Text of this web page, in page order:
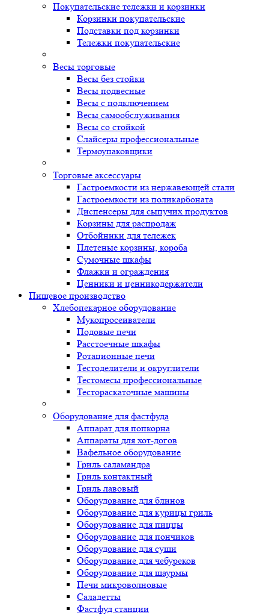
Покупательские тележки и корзинки
Корзинки покупательские
Подставки под корзинки
Тележки покупательские
Весы торговые
Весы без стойки
Весы подвесные
Весы с подключением
Весы самообслуживания
Весы со стойкой
Слайсеры профессиональные
Термоупаковщики
Торговые аксессуары
Гастроемкости из нержавеющей стали
Гастроемкости из поликарбоната
Диспенсеры для сыпучих продуктов
Корзины для распродаж
Отбойники для тележек
Плетеные корзины, короба
Сумочные шкафы
Флажки и ограждения
Ценники и ценникодержатели
Пищевое производство
Хлебопекарное оборудование
Мукопросеиватели
Подовые печи
Расстоечные шкафы
Ротационные печи
Тестоделители и округлители
Тестомесы профессиональные
Тестораскаточные машины
Оборудование для фастфуда
Аппарат для попкорна
Аппараты для хот-догов
Вафельное оборудование
Гриль саламандра
Гриль контактный
Гриль лавовый
Оборудование для блинов
Оборудование для курицы гриль
Оборудование для пиццы
Оборудование для пончиков
Оборудование для суши
Оборудование для чебуреков
Оборудование для шаурмы
Печи микроволновые
Саладетты
Фастфуд станции